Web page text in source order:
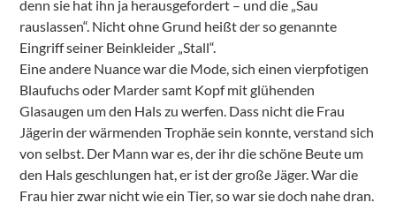
denn sie hat ihn ja herausgefordert – und die „Sau
rauslassen“. Nicht ohne Grund heißt der so genannte
Eingriff seiner Beinkleider „Stall“.
Eine andere Nuance war die Mode, sich einen vierpfotigen
Blaufuchs oder Marder samt Kopf mit glühenden
Glasaugen um den Hals zu werfen. Dass nicht die Frau
Jägerin der wärmenden Trophäe sein konnte, verstand sich
von selbst. Der Mann war es, der ihr die schöne Beute um
den Hals geschlungen hat, er ist der große Jäger. War die
Frau hier zwar nicht wie ein Tier, so war sie doch nahe dran.